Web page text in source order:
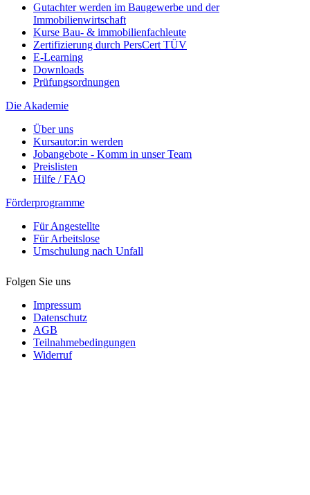
Gutachter werden im Baugewerbe und der
Immobilienwirtschaft
Kurse Bau- & immobilienfachleute
Zertifizierung durch PersCert TÜV
E-Learning
Downloads
Prüfungsordnungen
Die Akademie
Über uns
Kursautor:in werden
Jobangebote - Komm in unser Team
Preislisten
Hilfe / FAQ
Förderprogramme
Für Angestellte
Für Arbeitslose
Umschulung nach Unfall
Folgen Sie uns
Impressum
Datenschutz
AGB
Teilnahmebedingungen
Widerruf